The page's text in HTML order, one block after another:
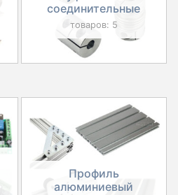
соединительные
товаров: 5
Профиль
алюминиевый